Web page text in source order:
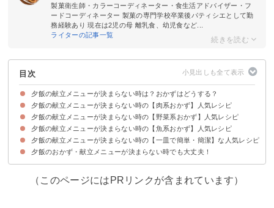
製菓衛生師・カラーコーディネーター・食生活アドバイザー・フ
ードコーディネーター 製菓の専門学校卒業後パティシエとして勤
務経験あり 現在は2児の母 離乳食、幼児食など...
ライターの記事一覧
目次
夕飯の献立メニューが決まらない時は？おかずはどうする？
夕飯の献立メニューを立てるコツ・ポイント
夕飯の献立メニューが決まらない時の【肉系おかず】人気レシピ
①レンジで作るナスの豚肉巻き
②豚こまと大根の煮物
③揚げずに作る酢豚
④焼くだけ簡単タンドリーチキン
⑤デミハンバーグ
⑥絶品鶏キムチ
⑦簡単レンチンシイタケ焼売
⑧電子レンジで作る簡単コロコロハンバーグ
夕飯の献立メニューが決まらない時の【野菜系おかず】人気レシピ
①レンコンの青海苔チーズ焼き
②簡単具沢山八宝菜
③めんつゆで味付けする簡単ナスの煮浸し
④山芋とオクラの梅風味の和え物
⑤揚げない大学芋
⑥豆苗とにんじんのツナマヨ
⑦にんじんとほうれん草のナムル
⑧ナスとチーズのピザ
夕飯の献立メニューが決まらない時の【魚系おかず】人気レシピ
①かつおのカリカリにんにく醤油バター
②帆立の甘辛煮
③ガーリックシュリンプ
④ブリの照り焼き
⑤サバ缶ハンバーグ
夕飯の献立メニューが決まらない時の【一皿で簡単・簡潔】な人気レシピ
①トマトジュースで作る簡単ミートソース
②レンジで作る簡単釜玉うどん
③こってり豚バラ丼
④簡単ずぼら丼
夕飯のおかず・献立メニューが決まらない時でも大丈夫！
（このページにはPRリンクが含まれています）